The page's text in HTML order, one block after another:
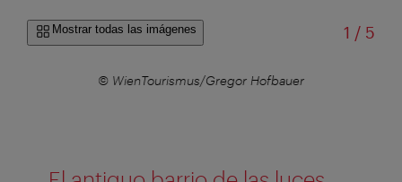
Mostrar todas las imágenes 1 /de
5
© WienTourismus/Gregor Hofbauer